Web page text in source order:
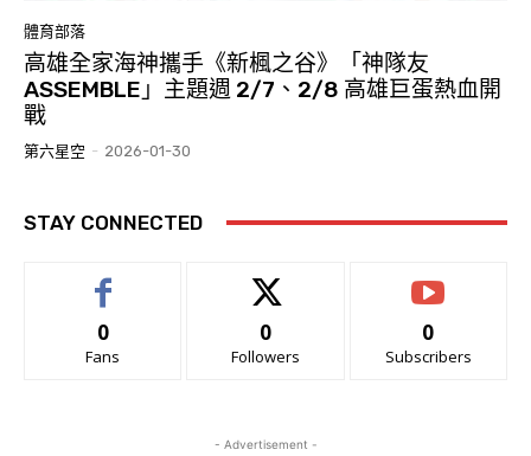
體育部落
高雄全家海神攜手《新楓之谷》「神隊友
ASSEMBLE」主題週 2/7、2/8 高雄巨蛋熱血開
戰
第六星空 - 2026-01-30
STAY CONNECTED
0
Fans
0
Followers
0
Subscribers
- Advertisement -